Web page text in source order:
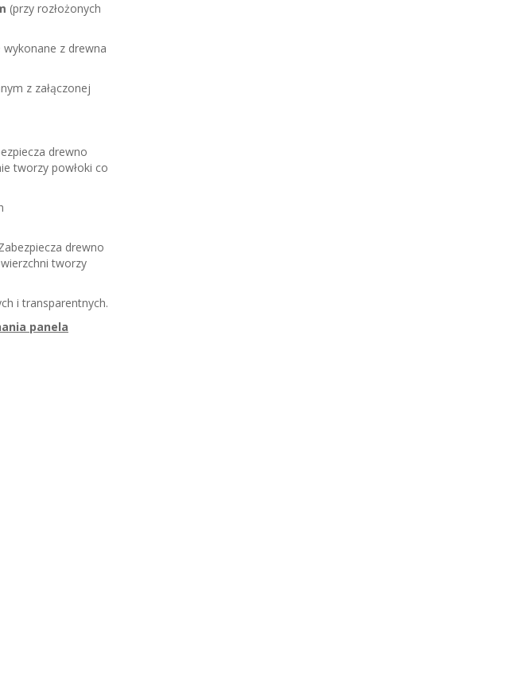
(przy rozłożonych
z drewna
z załączonej
drewno
tworzy powłoki co
drewno
tworzy
i transparentnych.
panela